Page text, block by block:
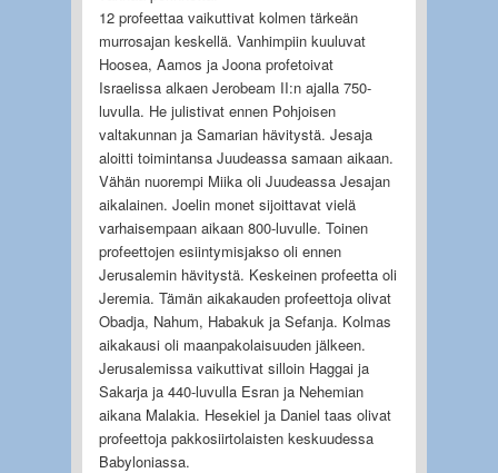
12 profeettaa vaikuttivat kolmen tärkeän
murrosajan keskellä. Vanhimpiin kuuluvat
Hoosea, Aamos ja Joona profetoivat
Israelissa alkaen Jerobeam II:n ajalla 750-
luvulla. He julistivat ennen Pohjoisen
valtakunnan ja Samarian hävitystä. Jesaja
aloitti toimintansa Juudeassa samaan aikaan.
Vähän nuorempi Miika oli Juudeassa Jesajan
aikalainen. Joelin monet sijoittavat vielä
varhaisempaan aikaan 800-luvulle. Toinen
profeettojen esiintymisjakso oli ennen
Jerusalemin hävitystä. Keskeinen profeetta oli
Jeremia. Tämän aikakauden profeettoja olivat
Obadja, Nahum, Habakuk ja Sefanja. Kolmas
aikakausi oli maanpakolaisuuden jälkeen.
Jerusalemissa vaikuttivat silloin Haggai ja
Sakarja ja 440-luvulla Esran ja Nehemian
aikana Malakia. Hesekiel ja Daniel taas olivat
profeettoja pakkosiirtolaisten keskuudessa
Babyloniassa.